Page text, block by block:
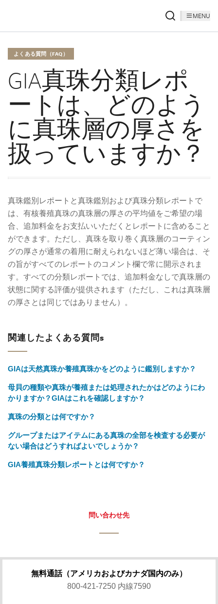
MENU
よくある質問（FAQ）
GIA真珠分類レポ
ートは、どのよう
に真珠層の厚さを
扱っていますか？
真珠鑑別レポートと真珠鑑別および真珠分類レポートで
は、有核養殖真珠の真珠層の厚さの平均値をご希望の場
合、追加料金をお支払いいただくとレポートに含めること
ができます。ただし、真珠を取り巻く真珠層のコーティン
グの厚さが通常の着用に耐えられないほど薄い場合は、そ
の旨がすべてのレポートのコメント欄で常に開示されま
す。すべての分類レポートでは、追加料金なしで真珠層の
状態に関する評価が提供されます（ただし、これは真珠層
の厚さとは同じではありません）。
関連したよくある質問s
GIAは天然真珠か養殖真珠かをどのように鑑別しますか？
母貝の種類や真珠が養殖または処理されたかはどのようにわ
かりますか？GIAはこれを確認しますか？
真珠の分類とは何ですか？
グループまたはアイテムにある真珠の全部を検査する必要が
ない場合はどうすればよいでしょうか？
GIA養殖真珠分類レポートとは何ですか？
問い合わせ先
無料通話（アメリカおよびカナダ国内のみ）
800-421-7250 内線7590